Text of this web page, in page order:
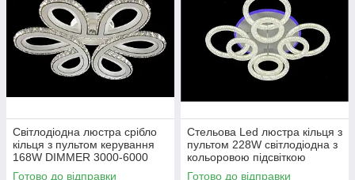
Світлодіодна люстра срібло
кільця з пультом керування
168W DIMMER 3000-6000
H130*L600*W550
Готово до відправки
Стельова Led люстра кільця з
пультом 228W світлодіодна з
кольоровою підсвіткою
Готово до відправки